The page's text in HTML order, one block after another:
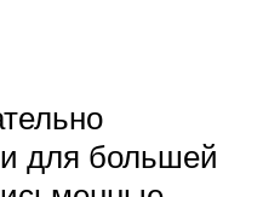
для большей